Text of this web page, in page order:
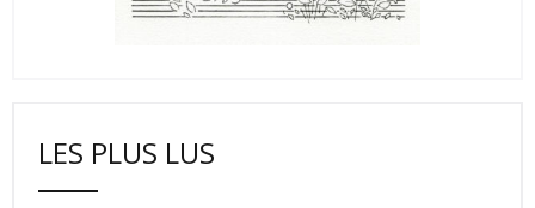
LES PLUS LUS